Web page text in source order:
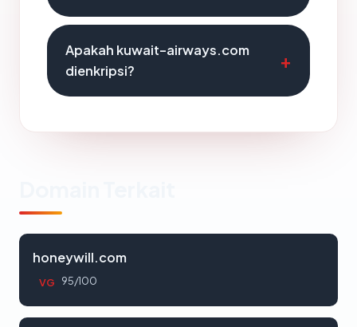
Apakah kuwait-airways.com
dienkripsi?
honeywill.com
VG 95/100